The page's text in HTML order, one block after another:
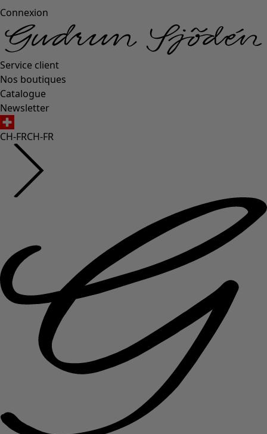
Connexion
Service client
Nos boutiques
Catalogue
Newsletter
CH-FRCH-FR